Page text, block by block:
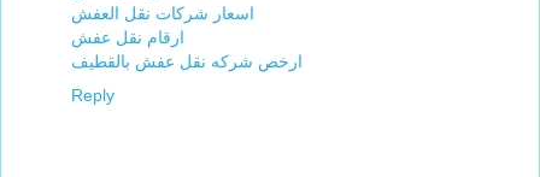
اسعار شركات نقل العفش
ارقام نقل عفش
ارخص شركه نقل عفش بالقطيف
Reply